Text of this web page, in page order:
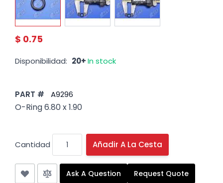
$ 0.75
Disponibilidad: 20+In stock
PART # A9296
O-Ring 6.80 x 1.90
Cantidad Añadir A La Cesta
Ask A Question Request Quote